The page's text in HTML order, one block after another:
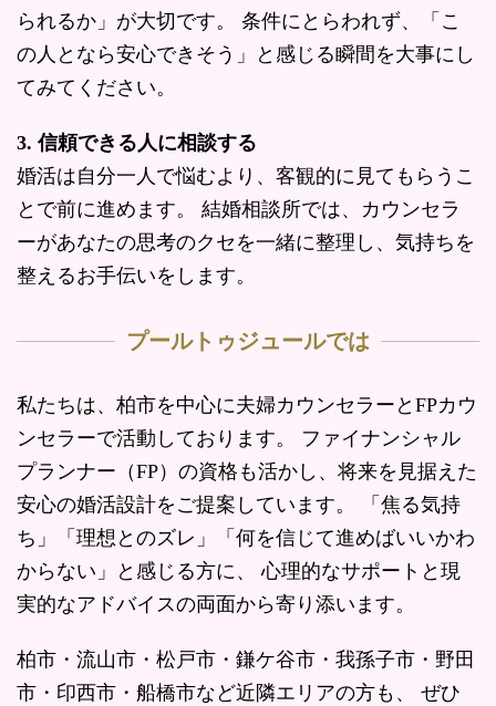
られるか」が大切です。 条件にとらわれず、「こ
の人となら安心できそう」と感じる瞬間を大事にし
てみてください。
3. 信頼できる人に相談する
婚活は自分一人で悩むより、客観的に見てもらうこ
とで前に進めます。 結婚相談所では、カウンセラ
ーがあなたの思考のクセを一緒に整理し、気持ちを
整えるお手伝いをします。
プールトゥジュールでは
私たちは、柏市を中心に夫婦カウンセラーとFPカウ
ンセラーで活動しております。 ファイナンシャル
プランナー（FP）の資格も活かし、将来を見据えた
安心の婚活設計をご提案しています。 「焦る気持
ち」「理想とのズレ」「何を信じて進めばいいかわ
からない」と感じる方に、 心理的なサポートと現
実的なアドバイスの両面から寄り添います。
柏市・流山市・松戸市・鎌ケ谷市・我孫子市・野田
市・印西市・船橋市など近隣エリアの方も、 ぜひ